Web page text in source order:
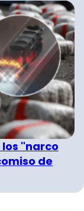
"narco
de